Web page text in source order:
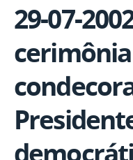
29-07-